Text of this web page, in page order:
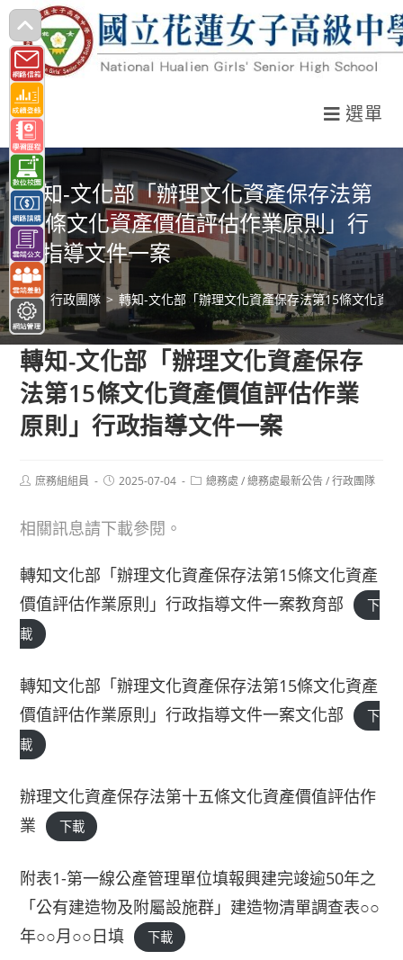
跳
轉
至
主
要
內
容
選單
轉知-文化部「辦理文化資產保存法第
15條文化資產價值評估作業原則」行
政指導文件一案
> 行政團隊 > 轉知-文化部「辦理文化資產保存法第15條文化資
轉知-文化部「辦理文化資產保存
法第15條文化資產價值評估作業
原則」行政指導文件一案
Post庶務組組員
Post2025-07-04
Post總務處 / 總務處最新公告 / 行政團隊
相關訊息請下載參閱。
轉知文化部「辦理文化資產保存法第15條文化資產
價值評估作業原則」行政指導文件一案教育部
下
載
轉知文化部「辦理文化資產保存法第15條文化資產
價值評估作業原則」行政指導文件一案文化部
下
載
辦理文化資產保存法第十五條文化資產價值評估作
業
下載
附表1-第一線公產管理單位填報興建完竣逾50年之
「公有建造物及附屬設施群」建造物清單調查表○○
年○○月○○日填
下載